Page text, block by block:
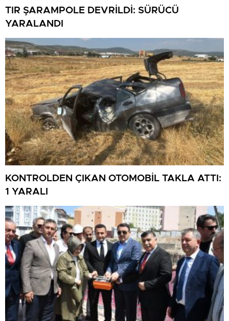
TIR ŞARAMPOLE DEVRİLDİ: SÜRÜCÜ
YARALANDI
KONTROLDEN ÇIKAN OTOMOBİL TAKLA ATTI:
1 YARALI